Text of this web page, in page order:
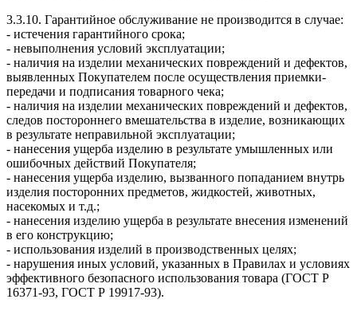
3.3.10. Гарантийное обслуживание не производится в случае:
- истечения гарантийного срока;
- невыполнения условий эксплуатации;
- наличия на изделии механических повреждений и дефектов,
выявленных Покупателем после осуществления приемки-
передачи и подписания товарного чека;
- наличия на изделии механических повреждений и дефектов,
следов постороннего вмешательства в изделие, возникающих
в результате неправильной эксплуатации;
- нанесения ущерба изделию в результате умышленных или
ошибочных действий Покупателя;
- нанесения ущерба изделию, вызванного попаданием внутрь
изделия посторонних предметов, жидкостей, животных,
насекомых и т.д.;
- нанесения изделию ущерба в результате внесения изменений
в его конструкцию;
- использования изделий в производственных целях;
- нарушения иных условий, указанных в Правилах и условиях
эффективного безопасного использования товара (ГОСТ Р
16371-93, ГОСТ Р 19917-93).